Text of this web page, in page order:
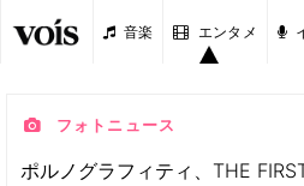
音楽 エンタメ
フォトニュース
ポルノグラフィティ、THE